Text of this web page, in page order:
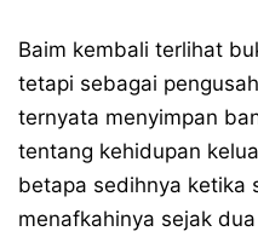
Baim kembali terlihat
tetapi sebagai
ternyata menyimpan
tentang kehidupan
betapa sedihnya ketika
menafkahinya sejak